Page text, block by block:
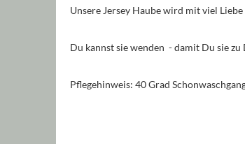
Unsere Jersey Haube wird mit viel
Du kannst sie wenden - damit Du sie
Pflegehinweis: 40 Grad